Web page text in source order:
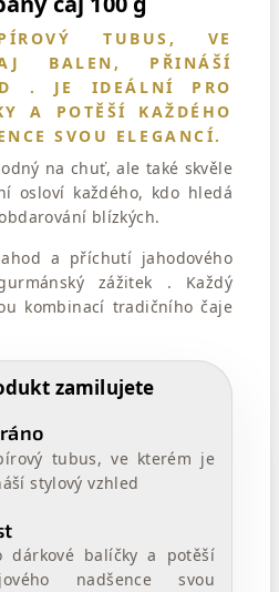
TUBUS, VE
BALEN, PŘINÁŠÍ
. JE IDEÁLNÍ PRO
A POTĚŠÍ KAŽDÉHO
SVOU ELEGANCÍ.
na chuť, ale také skvěle
osloví každého, kdo hledá
blízkých.
a příchutí jahodového
zážitek . Každý
kombinací tradičního čaje
zamilujete
tubus, ve kterém je
stylový vzhled
dárkové balíčky a potěší
nadšence svou